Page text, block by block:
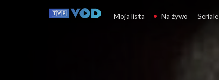
Moja lista Na żywo Seriale